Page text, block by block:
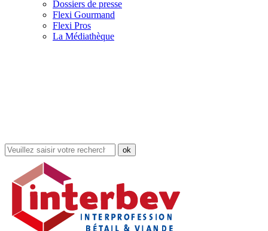
Dossiers de presse
Flexi Gourmand
Flexi Pros
La Médiathèque
Rechercher
dans
site